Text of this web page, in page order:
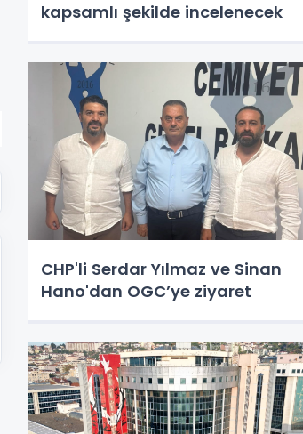
kapsamlı şekilde incelenecek
CHP'li Serdar Yılmaz ve Sinan
Hano'dan OGC’ye ziyaret